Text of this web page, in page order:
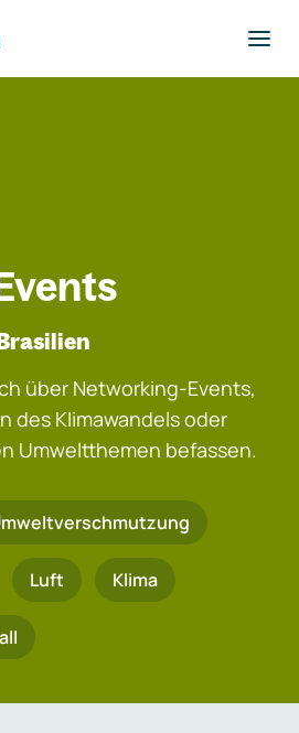
über Networking-Events,
des Klimawandels oder
Umweltthemen befassen.
Luft Klima